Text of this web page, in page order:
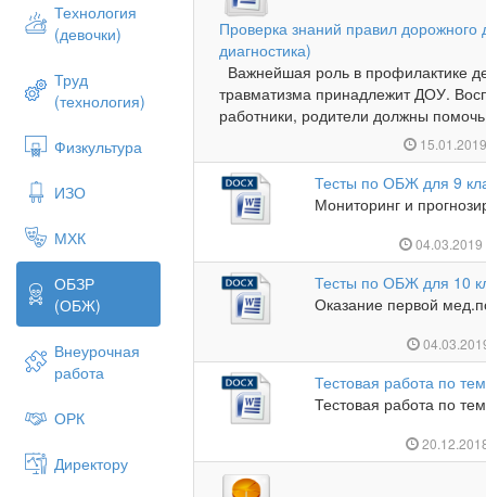
Технология
(девочки)
Труд
(технология)
Физкультура
ИЗО
МХК
ОБЗР
(ОБЖ)
Внеурочная
работа
ОРК
Директору
Проверка знаний правил
диагностика)
Важнейшая роль в профилактике
травматизма принадлежит ДОУ.
работники, родители должны
Тесты по ОБЖ для 9
Мониторинг и
04.03.2019
Тесты по ОБЖ для 10
Оказание первой
Тестовая работа по
Тестовая работа по